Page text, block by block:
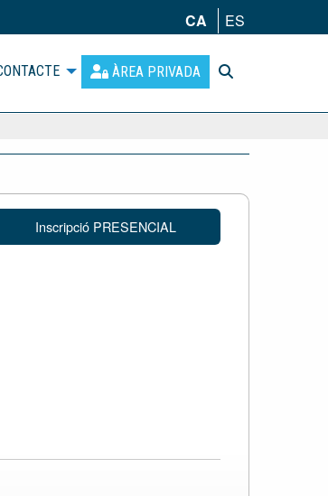
CA ES
ÀREA PRIVADA
Inscripció PRESENCIAL